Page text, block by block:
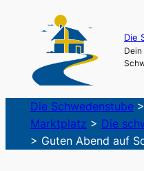
springen
Die
Die Schwedenstube>
Marktplatz > Die
> Guten Abend auf